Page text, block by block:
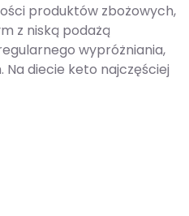
produktów zbożowych,
z niską podażą
wypróżniania,
diecie keto najczęściej